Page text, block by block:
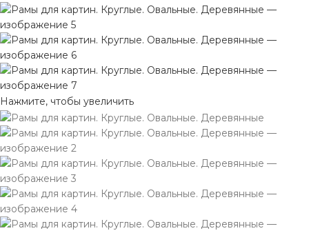
Нажмите, чтобы увеличить